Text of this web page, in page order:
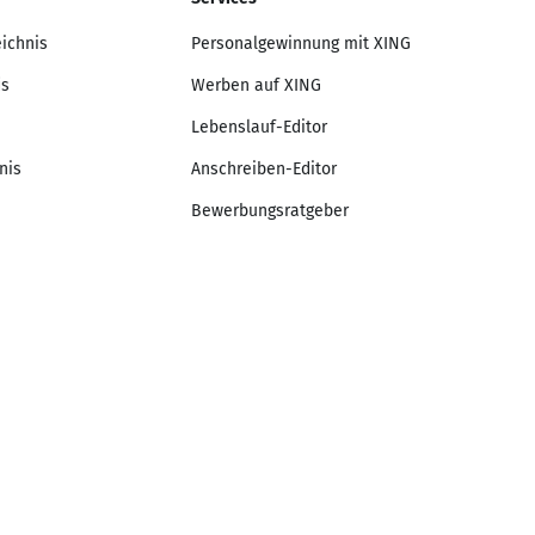
Personalgewinnung mit XING
Werben auf XING
Lebenslauf-Editor
Anschreiben-Editor
Bewerbungsratgeber